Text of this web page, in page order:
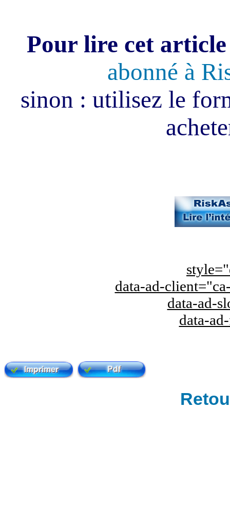
Pour lire cet
abonné à
sinon : utilisez le
data-ad-
data-ad-
data-